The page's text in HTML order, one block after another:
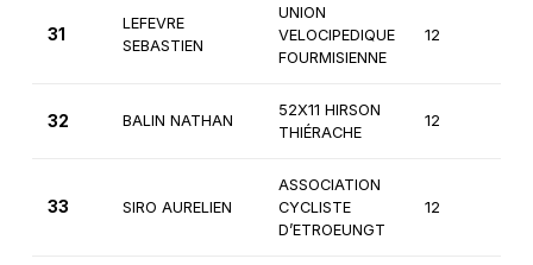
31
LEFEVRE
SEBASTIEN
UNION
VELOCIPEDIQUE
FOURMISIENNE
12
32 BALIN NATHAN
52X11 HIRSON
THIÉRACHE
12
33 SIRO AURELIEN
ASSOCIATION
CYCLISTE
D’ETROEUNGT
12